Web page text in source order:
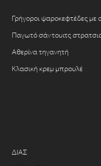
Γρήγοροι ψαροκεφτέδες με
Παγωτό σάντουιτς
Αθερίνα τηγανητή
Κλασική κρεμ μπρουλέ
ΔΙΑΣ